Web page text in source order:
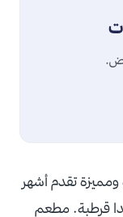
3 مطاعم كبيرة ومميزة تقدم أشهر
قرطبة. مطعم